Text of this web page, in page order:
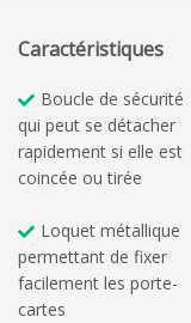
Caractéristiques
Boucle de sécurité
qui peut se détacher
rapidement si elle est
coincée ou tirée
Loquet métallique
permettant de fixer
facilement les porte-
cartes